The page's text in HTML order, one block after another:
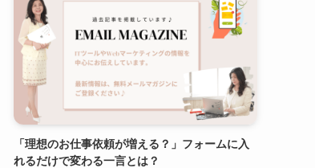
「理想のお仕事依頼が増える？」フォームに入
れるだけで変わる一言とは？